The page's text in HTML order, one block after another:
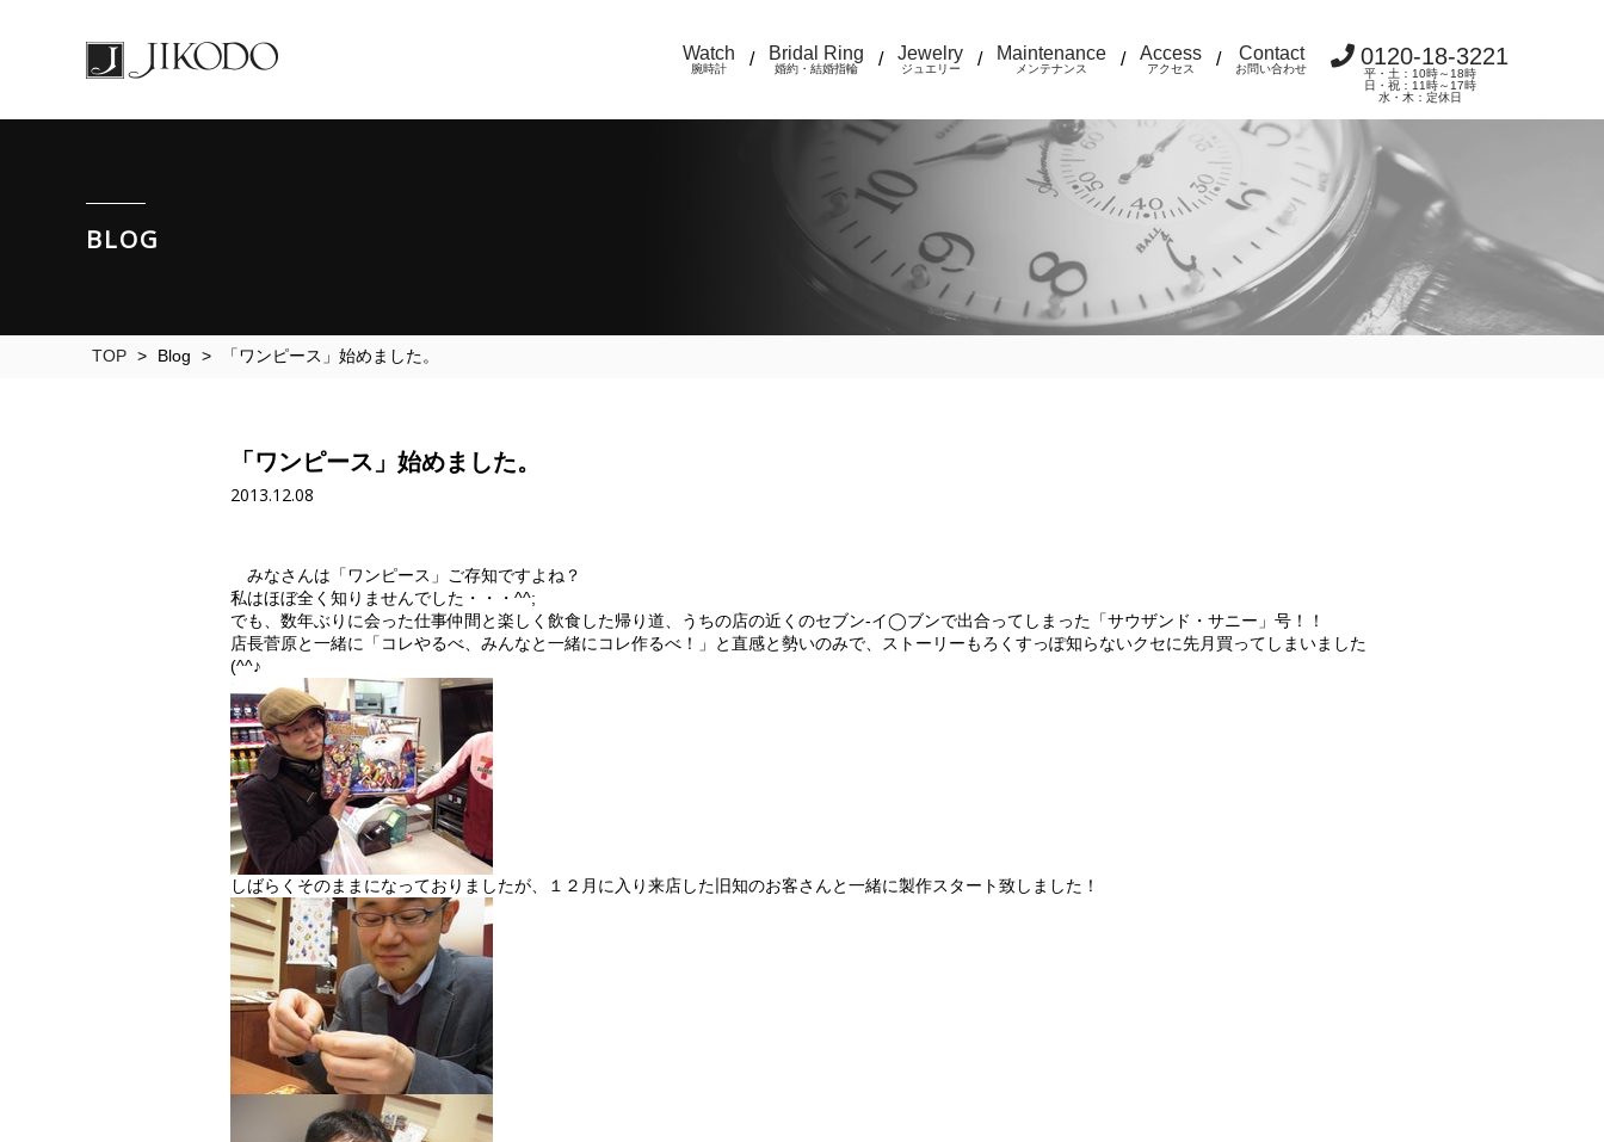
Watch
腕時計 / Bridal Ring
婚約・結婚指輪 / Jewelry
ジュエリー / Maintenance
メンテナンス / Access
アクセス / Contact
お問い合わせ 0120-18-3221
平・土：10時～18時
日・祝：11時～17時
水・木：定休日
BLOG
TOP > Blog > 「ワンピース」始めました。
「ワンピース」始めました。
2013.12.08
みなさんは「ワンピース」ご存知ですよね？
私はほぼ全く知りませんでした・・・^^;
でも、数年ぶりに会った仕事仲間と楽しく飲食した帰り道、うちの店の近くのセブン-イ◯ブンで出合ってしまった「サウザンド・サニー」号！！
店長菅原と一緒に「コレやるべ、みんなと一緒にコレ作るべ！」と直感と勢いのみで、ストーリーもろくすっぽ知らないクセに先月買ってしまいました
(^^♪
しばらくそのままになっておりましたが、１２月に入り来店した旧知のお客さんと一緒に製作スタート致しました！